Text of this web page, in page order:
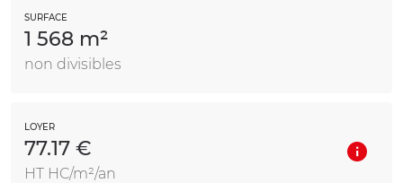
SURFACE
1 568 m²
non divisibles
LOYER
77.17 €
HT HC/m²/an